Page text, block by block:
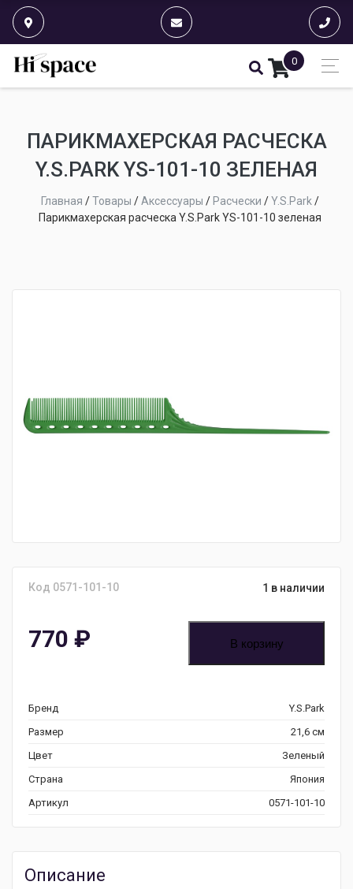
0
ПАРИКМАХЕРСКАЯ РАСЧЕСКА
Y.S.PARK YS-101-10 ЗЕЛЕНАЯ
Главная /Товары /Аксессуары / Расчески /Y.S.Park /
Парикмахерская расческа Y.S.Park YS-101-10 зеленая
Код 0571-101-10 1 в наличии
770 ₽ В корзину
Бренд
Y.S.Park
Размер
21,6 см
Цвет
Зеленый
Страна
Япония
Артикул
0571-101-10
Описание